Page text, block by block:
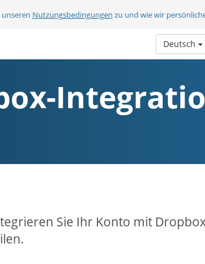
Nutzungsbedingungen zu und wie wir
Deutsch
Sie Ihr Konto mit